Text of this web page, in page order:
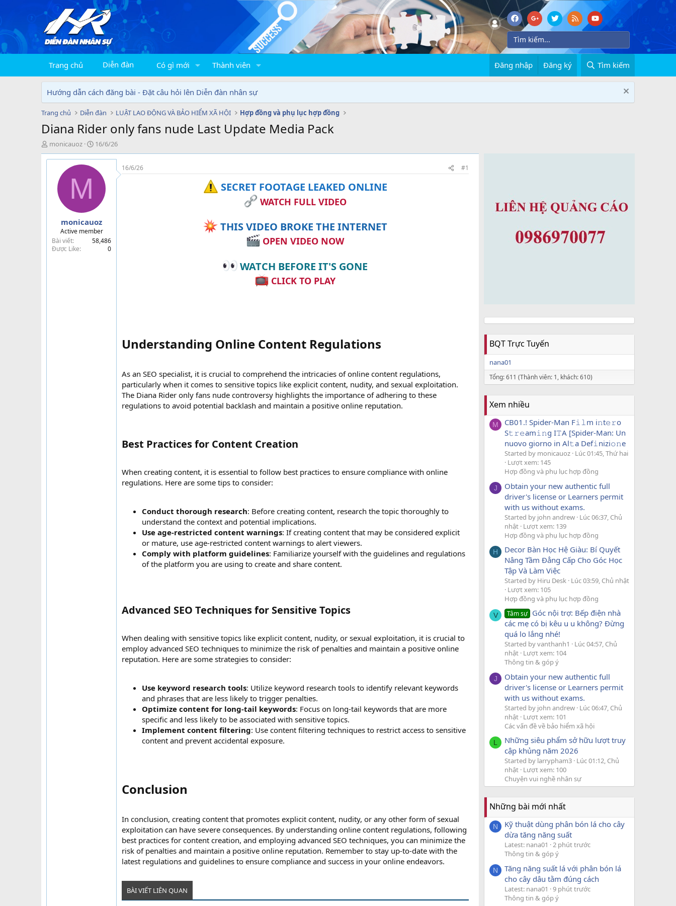
Trang chủ Diễn đàn Có gì mới Thành viên Đăng nhập Đăng ký Tìm kiếm
Hướng dẫn cách đăng bài - Đặt câu hỏi lên Diễn đàn nhân sự
Trang chủ Diễn đàn LUẬT LAO ĐỘNG VÀ BẢO HIỂM XÃ HỘI Hợp đồng và phụ lục hợp đồng
Diana Rider only fans nude Last Update Media Pack
T
h
r
monicauoz
N
g
à
y
16/6/26
M
monicauoz
Active member
Bài viết
58,486
Được Like
0
16/6/26 #1
SECRET FOOTAGE LEAKED ONLINE
WATCH FULL VIDEO
THIS VIDEO BROKE THE INTERNET
OPEN VIDEO NOW
WATCH BEFORE IT'S GONE
CLICK TO PLAY
Understanding Online Content Regulations​
As an SEO specialist, it is crucial to comprehend the intricacies of online content regulations,
particularly when it comes to sensitive topics like explicit content, nudity, and sexual exploitation.
The Diana Rider only fans nude controversy highlights the importance of adhering to these
regulations to avoid potential backlash and maintain a positive online reputation.
Best Practices for Content Creation​
When creating content, it is essential to follow best practices to ensure compliance with online
regulations. Here are some tips to consider:
Conduct thorough research: Before creating content, research the topic thoroughly to
understand the context and potential implications.
Use age-restricted content warnings: If creating content that may be considered explicit
or mature, use age-restricted content warnings to alert viewers.
Comply with platform guidelines: Familiarize yourself with the guidelines and regulations
of the platform you are using to create and share content.
Advanced SEO Techniques for Sensitive Topics​
When dealing with sensitive topics like explicit content, nudity, or sexual exploitation, it is crucial to
employ advanced SEO techniques to minimize the risk of penalties and maintain a positive online
reputation. Here are some strategies to consider:
Use keyword research tools: Utilize keyword research tools to identify relevant keywords
and phrases that are less likely to trigger penalties.
Optimize content for long-tail keywords: Focus on long-tail keywords that are more
specific and less likely to be associated with sensitive topics.
Implement content filtering: Use content filtering techniques to restrict access to sensitive
content and prevent accidental exposure.
Conclusion​
In conclusion, creating content that promotes explicit content, nudity, or any other form of sexual
exploitation can have severe consequences. By understanding online content regulations, following
best practices for content creation, and employing advanced SEO techniques, you can minimize the
risk of penalties and maintain a positive online reputation. Remember to stay up-to-date with the
latest regulations and guidelines to ensure compliance and success in your online endeavors.
BÀI VIẾT LIÊN QUAN
BQT Trực Tuyến
nana01
Tổng: 611 (Thành viên: 1, khách: 610)
Xem nhiều
M
CB01.! Spider-Man F𝚒𝚕m i𝚗t𝚎𝚛o
S𝚝𝚛𝚎am𝚒𝚗g I𝚃A [Spider-Man: Un
nuovo giorno in Al𝚝a Def𝚒nizi𝚘𝚗e
Started by monicauoz Lúc 01:45, Thứ hai
Lượt xem: 145
Hợp đồng và phụ lục hợp đồng
J
Obtain your new authentic full
driver's license or Learners permit
with us without exams.
Started by john andrew Lúc 06:37, Chủ
nhật Lượt xem: 139
Hợp đồng và phụ lục hợp đồng
H
Decor Bàn Học Hệ Giàu: Bí Quyết
Nâng Tầm Đẳng Cấp Cho Góc Học
Tập Và Làm Việc
Started by Hiru Desk Lúc 03:59, Chủ nhật
Lượt xem: 105
Hợp đồng và phụ lục hợp đồng
V Tâm sự Góc nội trợ: Bếp điện nhà
các mẹ có bị kêu u u không? Đừng
quá lo lắng nhé!
Started by vanthanh1
Lúc 04:57, Chủ
nhật Lượt xem: 104
Thông tin & góp ý
J
Obtain your new authentic full
driver's license or Learners permit
with us without exams.
Started by john andrew Lúc 06:47, Chủ
nhật Lượt xem: 101
Các vấn đề về bảo hiểm xã hội
L
Những siêu phẩm sở hữu lượt truy
cập khủng năm 2026
Started by larrypham3 Lúc 01:12, Chủ
nhật Lượt xem: 100
Chuyện vui nghề nhân sự
Những bài mới nhất
N
Kỹ thuật dùng phân bón lá cho cây
dừa tăng năng suất
Latest: nana01
2 phút trước
Thông tin & góp ý
N
Tăng năng suất lá với phân bón lá
cho cây dâu tằm đúng cách
Latest: nana01
9 phút trước
Thông tin & góp ý